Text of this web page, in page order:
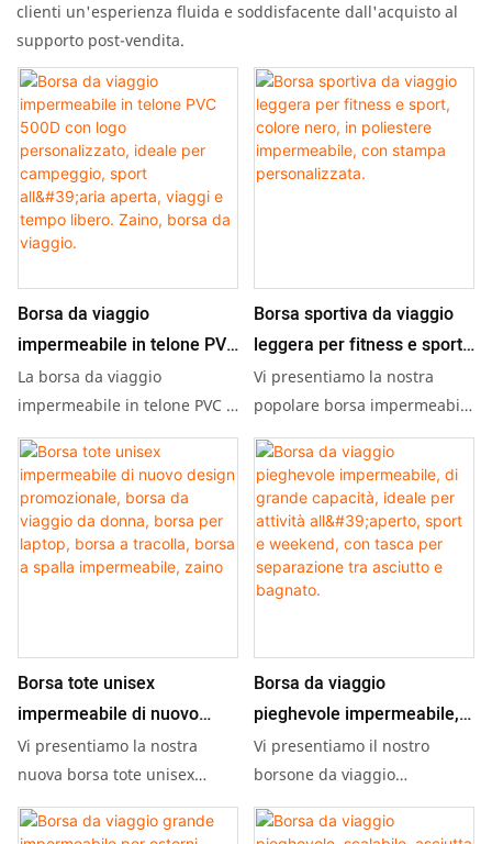
clienti un'esperienza fluida e soddisfacente dall'acquisto al
supporto post-vendita.
Borsa da viaggio
impermeabile in telone PVC
500D con logo
personalizzato, ideale per
campeggio, sport all'aria
aperta, viaggi e tempo
libero. Zaino, borsa da
viaggio.
La borsa da viaggio
impermeabile in telone PVC o
TPU 500D personalizzabile
con logo è la compagna di
viaggio ideale, pensata per
gli amanti delle avventure
all'aria aperta e dello sport.
Caratterizzata da un'ampia
e un pratico scomparto per le
scarpe, questa borsa
resistente e impermeabile è
perfetta per il campeggio, gli
allenamenti in palestra e
qualsiasi viaggio che richieda
versatilità e affidabilità.
Borsa sportiva da viaggio
leggera per fitness e sport,
colore nero, in poliestere
impermeabile, con stampa
personalizzata.
Vi presentiamo la nostra
popolare borsa impermeabile
in PVC da 15 a 150 litri,
pensata per gli appassionati
di attività all'aperto che
amano le gite in spiaggia e le
varie attività sportive. Questo
zaino impermeabile è ideale
per l'alpinismo e il
la vostra attrezzatura
rimanga asciutta e protetta in
qualsiasi ambiente,
rendendolo un accessorio
indispensabile per tutte le
vostre avventure. Vi
presentiamo anche il nostro
Borsa tote unisex
impermeabile di nuovo
design promozionale, borsa
da viaggio da donna, borsa
per laptop, borsa a tracolla,
borsa a spalla
Vi presentiamo la nostra
nuova borsa tote unisex
impermeabile, perfetta per le
donne sempre in movimento!
Borsa da viaggio
pieghevole impermeabile,
di grande capacità, ideale
per attività all'aperto, sport
e weekend, con tasca per
separazione tra asciutto e
Vi presentiamo il nostro
borsone da viaggio
impermeabile e capiente,
ideale per chi viaggia spesso